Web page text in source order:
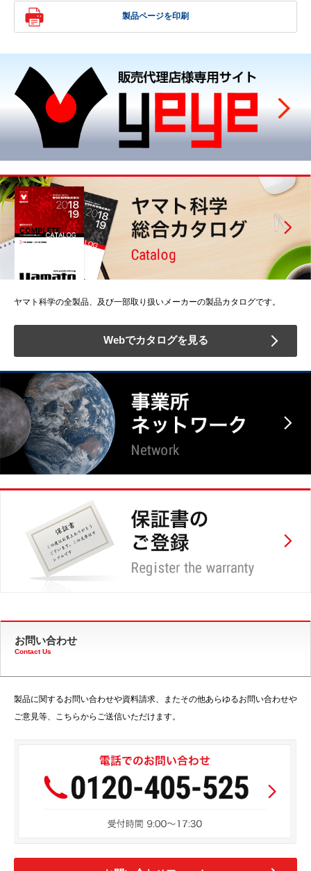
製品ページを印刷
ヤマト科学の全製品、及び一部取り扱いメーカーの製品カタログです。
Webでカタログを見る
お問い合わせ
Contact Us
製品に関するお問い合わせや資料請求、またその他あらゆるお問い合わせや
ご意見等、こちらからご送信いただけます。